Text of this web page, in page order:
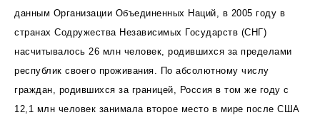
данным Организации Объединенных Наций, в 2005 году в
странах Содружества Независимых Государств (СНГ)
насчитывалось 26 млн человек, родившихся за пределами
республик своего проживания. По абсолютному числу
граждан, родившихся за границей, Россия в том же году с
12,1 млн человек занимала второе место в мире после США